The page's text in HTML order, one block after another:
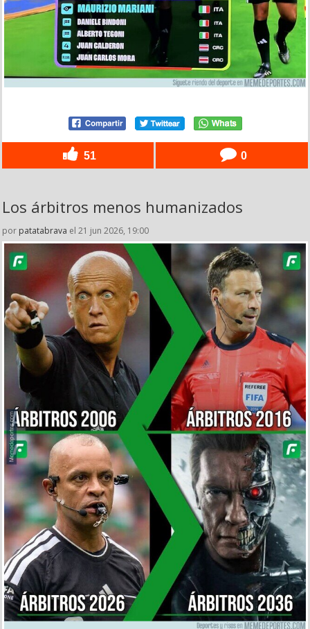
51 0
Los árbitros menos humanizados
por patatabrava el 21 jun 2026, 19:00